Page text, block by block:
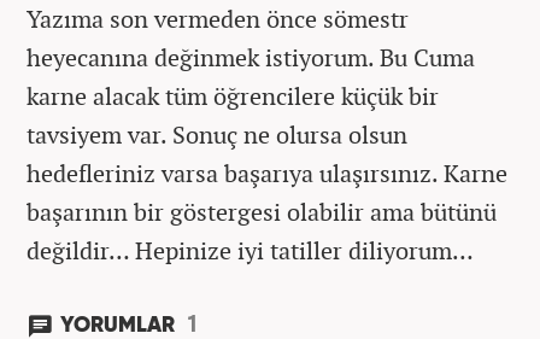
Yazıma son vermeden önce sömestr
heyecanına değinmek istiyorum. Bu Cuma
karne alacak tüm öğrencilere küçük bir
tavsiyem var. Sonuç ne olursa olsun
hedefleriniz varsa başarıya ulaşırsınız. Karne
başarının bir göstergesi olabilir ama bütünü
değildir… Hepinize iyi tatiller diliyorum…
YORUMLAR 1